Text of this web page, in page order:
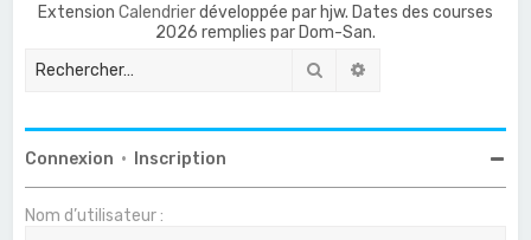
Extension Calendrierdéveloppée par hjw. Dates des courses
2026 remplies par Dom-San.
Rechercher
Connexion • Inscription
Nom d’utilisateur :